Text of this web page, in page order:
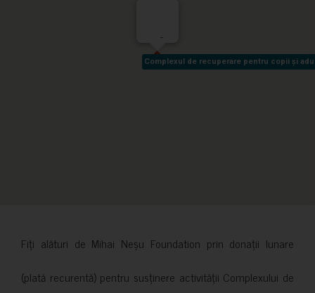
Complexul de recuperare pentru copii și
Complexul de recuperare pentru copii și
-
Fiți alături de Mihai Neșu Foundation prin donații lunare
(plată recurentă) pentru susținere activității Complexului de